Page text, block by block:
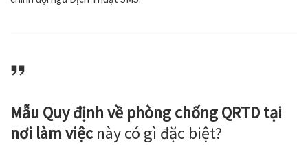
Mẫu Quy định về phòng chống QRTD tại
nơi làm việc này có gì đặc biệt?